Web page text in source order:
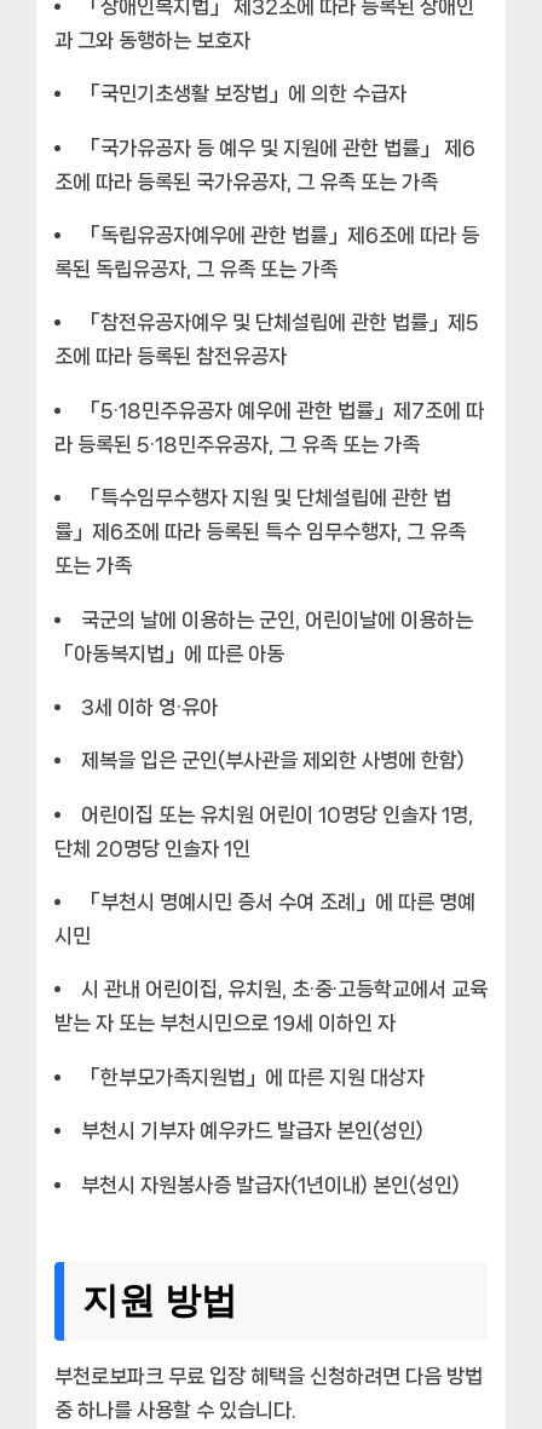
「장애인복지법」 제32조에 따라 등록된 장애인
과 그와 동행하는 보호자
「국민기초생활 보장법」에 의한 수급자
「국가유공자 등 예우 및 지원에 관한 법률」 제6
조에 따라 등록된 국가유공자, 그 유족 또는 가족
「독립유공자예우에 관한 법률」제6조에 따라 등
록된 독립유공자, 그 유족 또는 가족
「참전유공자예우 및 단체설립에 관한 법률」제5
조에 따라 등록된 참전유공자
「5·18민주유공자 예우에 관한 법률」제7조에 따
라 등록된 5·18민주유공자, 그 유족 또는 가족
「특수임무수행자 지원 및 단체설립에 관한 법
률」제6조에 따라 등록된 특수 임무수행자, 그 유족
또는 가족
국군의 날에 이용하는 군인, 어린이날에 이용하는
「아동복지법」에 따른 아동
3세 이하 영·유아
제복을 입은 군인(부사관을 제외한 사병에 한함)
어린이집 또는 유치원 어린이 10명당 인솔자 1명,
단체 20명당 인솔자 1인
「부천시 명예시민 증서 수여 조례」에 따른 명예
시민
시 관내 어린이집, 유치원, 초·중·고등학교에서 교육
받는 자 또는 부천시민으로 19세 이하인 자
「한부모가족지원법」에 따른 지원 대상자
부천시 기부자 예우카드 발급자 본인(성인)
부천시 자원봉사증 발급자(1년이내) 본인(성인)
지원 방법
부천로보파크 무료 입장 혜택을 신청하려면 다음 방법
중 하나를 사용할 수 있습니다.